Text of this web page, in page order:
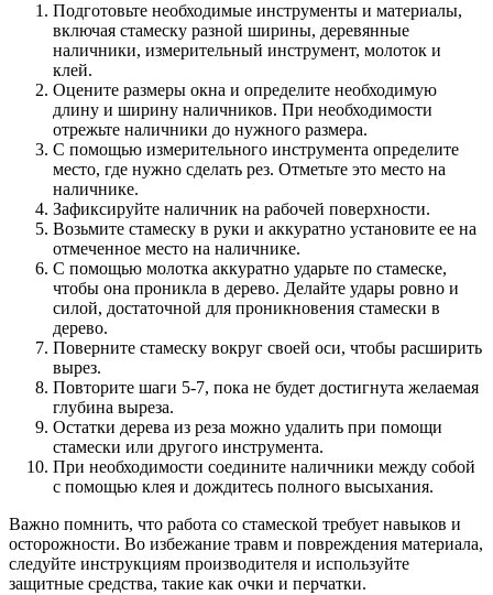
Подготовьте необходимые инструменты и материалы,
включая стамеску разной ширины, деревянные
наличники, измерительный инструмент, молоток и
клей.
Оцените размеры окна и определите необходимую
длину и ширину наличников. При необходимости
отрежьте наличники до нужного размера.
С помощью измерительного инструмента определите
место, где нужно сделать рез. Отметьте это место на
наличнике.
Зафиксируйте наличник на рабочей поверхности.
Возьмите стамеску в руки и аккуратно установите ее на
отмеченное место на наличнике.
С помощью молотка аккуратно ударьте по стамеске,
чтобы она проникла в дерево. Делайте удары ровно и
силой, достаточной для проникновения стамески в
дерево.
Поверните стамеску вокруг своей оси, чтобы расширить
вырез.
Повторите шаги 5-7, пока не будет достигнута желаемая
глубина выреза.
Остатки дерева из реза можно удалить при помощи
стамески или другого инструмента.
При необходимости соедините наличники между собой
с помощью клея и дождитесь полного высыхания.
Важно помнить, что работа со стамеской требует навыков и
осторожности. Во избежание травм и повреждения материала,
следуйте инструкциям производителя и используйте
защитные средства, такие как очки и перчатки.